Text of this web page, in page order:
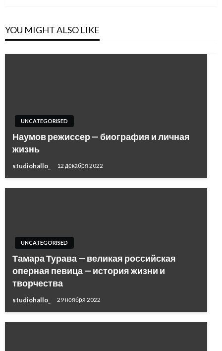
YOU MIGHT ALSO LIKE
UNCATEGORISED
Наумов режиссер — биография и личная
жизнь
studiohallo_ 12 декабря 2022
UNCATEGORISED
Тамара Турава — великая российская
оперная певица — история жизни и
творчества
studiohallo_ 29 ноября 2022